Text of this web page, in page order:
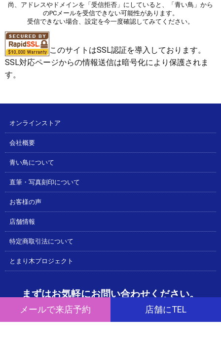
尚、アドレスやドメインを「受信拒否」にしていると、「青い鳥」から
のPCメールを受信できない可能性があります。
受信できない場合、設定を今一度確認してみてください。
このサイトはSSL認証を導入しております。
SSL対応ページからの情報送信は暗号化により保護されま
す。
オンラインストア
会社概要
青い鳥について
直筆・写真刻印について
お客様の声
店舗情報
特定商取引法について
とまり木プロジェクト
まずはお気軽にお問い合わせください。
メールで来店予約 店舗にTEL